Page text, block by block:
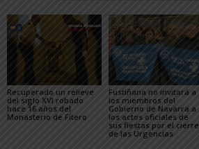
Recuperado un relieve
del siglo XVI robado
hace 16 años del
Monasterio de Fitero
Fustiñana no invitará a
los miembros del
Gobierno de Navarra a
los actos oficiales de
sus fiestas por el cierre
de las Urgencias